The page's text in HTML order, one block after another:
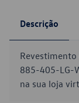
Descrição
885-405-LG-
na sua loja